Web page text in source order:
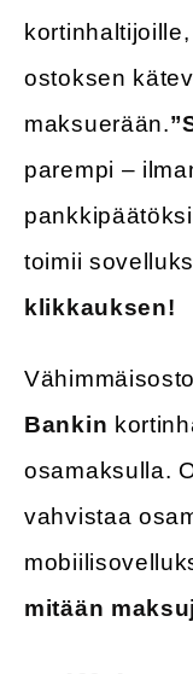
ostoksen
maksuerään.
parempi –
toimii
klikkauksen!
Bankin
osamaksulla.
vahvistaa
mitään